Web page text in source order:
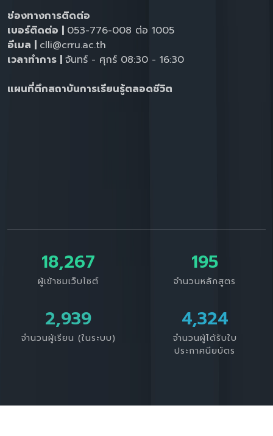
ช่องทางการติดต่อ
เบอร์ติดต่อ | 053-776-008 ต่อ 1005
อีเมล | clli@crru.ac.th
เวลาทำการ | จันทร์ - ศุกร์ 08:30 - 16:30
แผนที่ตึกสถาบันการเรียนรู้ตลอดชีวิต
18,267
ผู้เข้าชมเว็บไซต์
195
จำนวนหลักสูตร
3,391
จำนวนผู้เรียน (ในระบบ)
4,324
จำนวนผู้ได้รับใบ
ประกาศนียบัตร